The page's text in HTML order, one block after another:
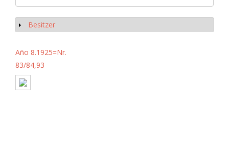
Anzeigen
Besitzer
Año 8.1925=Nr.
83/84,93